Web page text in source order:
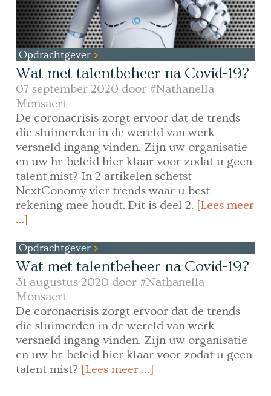
Opdrachtgever
Wat met talentbeheer na Covid-19?
07 september 2020 door #Nathanella
Monsaert
De coronacrisis zorgt ervoor dat de trends
die sluimerden in de wereld van werk
versneld ingang vinden. Zijn uw organisatie
en uw hr-beleid hier klaar voor zodat u geen
talent mist? In 2 artikelen schetst
NextConomy vier trends waar u best
rekening mee houdt. Dit is deel 2. [Lees meer
…]
Opdrachtgever
Wat met talentbeheer na Covid-19?
31 augustus 2020 door #Nathanella
Monsaert
De coronacrisis zorgt ervoor dat de trends
die sluimerden in de wereld van werk
versneld ingang vinden. Zijn uw organisatie
en uw hr-beleid hier klaar voor zodat u geen
talent mist? [Lees meer …]